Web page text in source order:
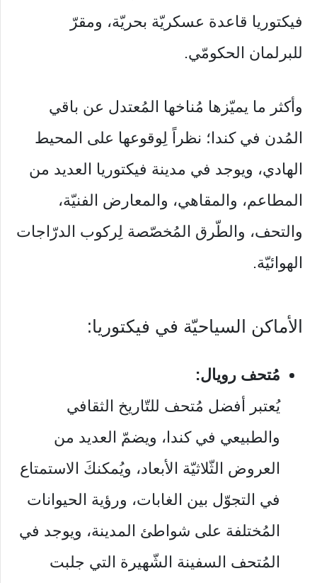
فيكتوريا قاعدة عسكريّة بحريّة، ومقرّ
للبرلمان الحكومّي.
وأكثر ما يميّزها مُناخها المُعتدل عن باقي
المُدن في كندا؛ نظراً لِوقوعها على المحيط
الهادي، ويوجد في مدينة فيكتوريا العديد من
المطاعم، والمقاهي، والمعارض الفنيّة،
والتحف، والطّرق المُخصّصة لِركوب الدرّاجات
الهوائيّة.
الأماكن السياحيّة في فيكتوريا:
مُتحف رويال:
يُعتبر أفضل مُتحف للتّاريخ الثقافي
والطبيعي في كندا، ويضمّ العديد من
العروض الثّلاثيّة الأبعاد، ويُمكنكَ الاستمتاع
في التجوّل بين الغابات، ورؤية الحيوانات
المُختلفة على شواطئ المدينة، ويوجد في
المُتحف السفينة الشّهيرة التي جلبت